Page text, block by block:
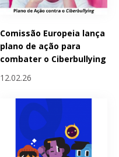
Comissão Europeia lança
plano de ação para
combater o Ciberbullying
12.02.26